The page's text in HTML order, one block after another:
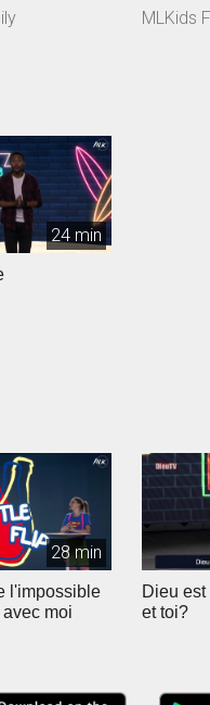
MLKids
24 min
28 min
l'impossible
moi
Dieu
et toi?